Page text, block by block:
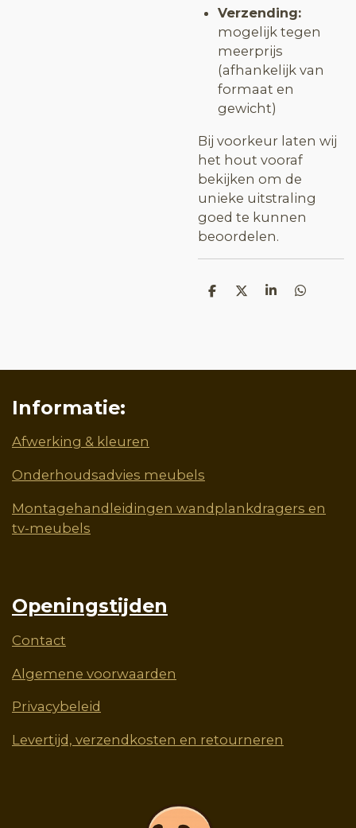
Verzending:
mogelijk tegen
meerprijs
(afhankelijk van
formaat en
gewicht)
Bij voorkeur laten wij
het hout vooraf
bekijken om de
unieke uitstraling
goed te kunnen
beoordelen.
D
D
S
D
Informatie:
Afwerking & kleuren
Onderhoudsadvies meubels
Montagehandleidingen wandplankdragers en
tv-meubels
Openingstijden
Contact
Algemene voorwaarden
Privacybeleid
Levertijd, verzendkosten en retourneren